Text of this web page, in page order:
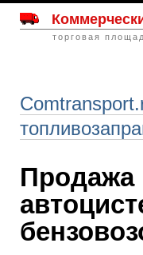
торговая
Продажа